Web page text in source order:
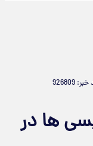
926809
ها در